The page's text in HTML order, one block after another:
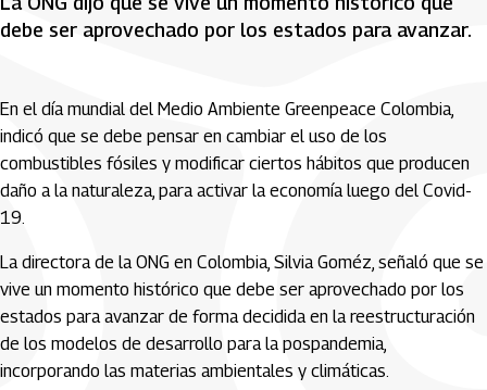
debe ser aprovechado por los estados para avanzar.
En el día mundial del Medio Ambiente Greenpeace Colombia,
indicó que se debe pensar en cambiar el uso de los
combustibles fósiles y modificar ciertos hábitos que producen
daño a la naturaleza, para activar la economía luego del Covid-
19.
La directora de la ONG en Colombia, Silvia Goméz, señaló que se
vive un momento histórico que debe ser aprovechado por los
estados para avanzar de forma decidida en la reestructuración
de los modelos de desarrollo para la pospandemia,
incorporando las materias ambientales y climáticas.